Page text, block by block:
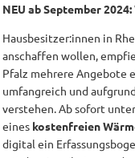
NEU ab September
Hausbesitzer:innen in
anschaffen wollen,
Pfalz mehrere Angebote
umfangreich und
verstehen. Ab sofort
eines kostenfreien
digital ein